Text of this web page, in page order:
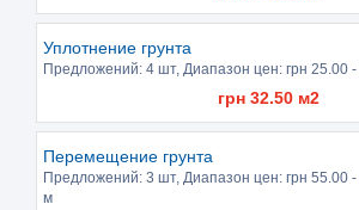
Уплотнение грунта
Предложений: 4 шт, Диапазон цен: грн 25.00 -
грн 32.50м2
Перемещение грунта
Предложений: 3 шт, Диапазон цен: грн 55.00 -
м